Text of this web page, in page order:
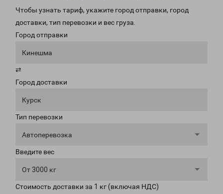
Чтобы узнать тариф, укажите город отправки, город
доставки, тип перевозки и вес груза.
Город отправки
Кинешма
⇄
Город доставки
Курск
Тип перевозки
Автоперевозка
Введите вес
От 3000 кг
Стоимость доставки за 1 кг (включая НДС)